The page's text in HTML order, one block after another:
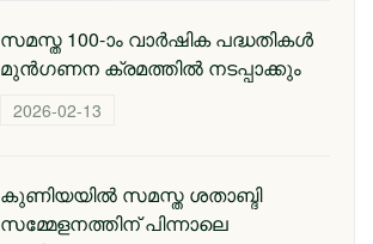
സമസ്ത 100-ാം വാർഷിക പദ്ധതികൾ
മുൻഗണന ക്രമത്തിൽ നടപ്പാക്കും
2026-02-13
കുണിയയിൽ സമസ്ത ശതാബ്ദി
സമ്മേളനത്തിന് പിന്നാലെ